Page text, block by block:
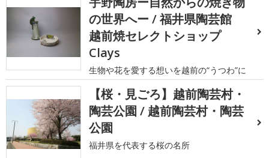
の世界へー / 福井県陶芸館
越前焼セレクトショップ
Clays
生物や花を愛する想いを越前の“うつわ”に
【桜・見ごろ】越前陶芸村・
陶芸公園 / 越前陶芸村・陶芸
公園
福井県を代表する桜の名所